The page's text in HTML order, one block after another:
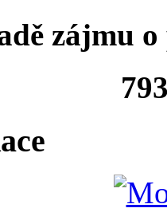
zájmu